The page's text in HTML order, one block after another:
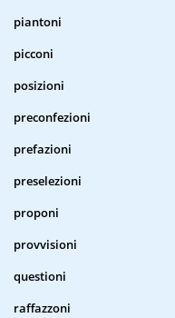
piantoni
picconi
posizioni
preconfezioni
prefazioni
preselezioni
proponi
provvisioni
questioni
raffazzoni